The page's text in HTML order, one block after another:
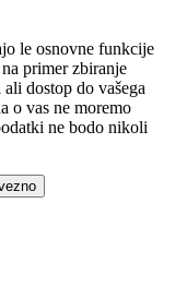
le osnovne funkcije
primer zbiranje
dostop do vašega
o vas ne moremo
ne bodo nikoli